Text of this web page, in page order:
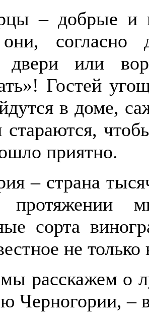
– добрые и
они, согласно
двери или
Гостей
в доме,
стараются,
приятно.
– страна
сорта
не
расскажем о
Черногории,